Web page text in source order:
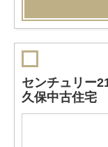
センチュリー
久保中古住宅